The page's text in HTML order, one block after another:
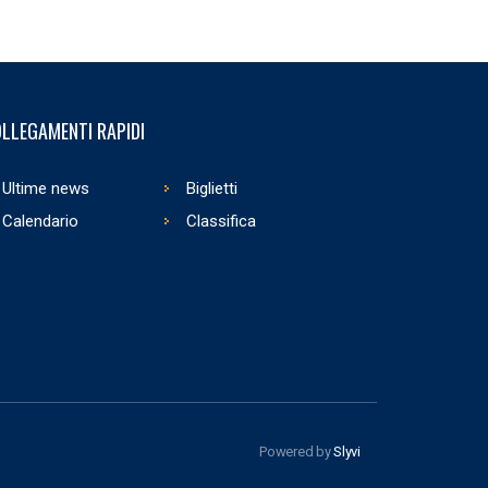
RAPIDI
Ultime news
Biglietti
Calendario
Classifica
Powered bySlyvi